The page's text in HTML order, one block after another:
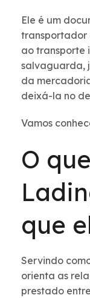
Ele é um
transportador
ao transporte
salvaguarda,
da
deixá-la no
Vamos
O
que
Servindo
orienta as
prestado